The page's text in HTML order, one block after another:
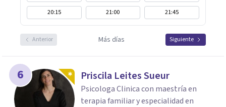
20:15
21:00 21:45
Anterior Más días Siguiente
6 Priscila Leites Sueur
Psicologa Clinica con maestría en
terapia familiar y especialidad en